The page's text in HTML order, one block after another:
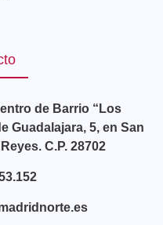
de Barrio “Los
Guadalajara, 5, en San
C.P. 28702